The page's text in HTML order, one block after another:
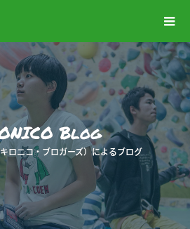
Blog
ロニコ・ブロガーズ）によるブログ